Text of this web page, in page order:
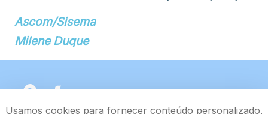
Ascom/Sisema
Milene Duque
Usamos cookies para fornecer conteúdo personalizado,